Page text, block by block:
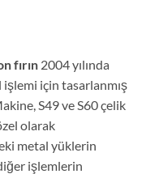
fırın 2004 yılında
işlemi için tasarlanmış
S49 ve S60 çelik
olarak
metal yüklerin
işlemlerin